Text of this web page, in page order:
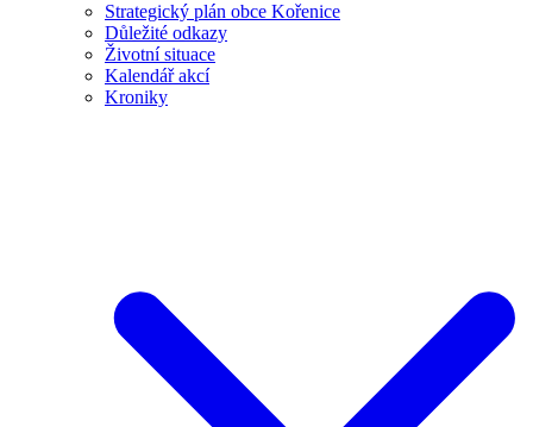
Strategický plán obce Kořenice
Důležité odkazy
Životní situace
Kalendář akcí
Kroniky